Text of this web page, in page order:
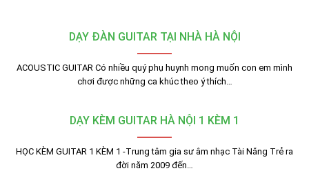
DẠY ĐÀN GUITAR TẠI NHÀ HÀ NỘI
ACOUSTIC GUITAR Có nhiều quý phụ huynh mong muốn con em mình
chơi được những ca khúc theo ý thích…
DẠY KÈM GUITAR HÀ NỘI 1 KÈM 1
HỌC KÈM GUITAR 1 KÈM 1 -Trung tâm gia sư âm nhạc Tài Năng Trẻ ra
đời năm 2009 đến…